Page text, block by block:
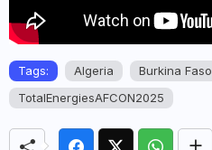
Tags: Algeria Burkina Faso
TotalEnergiesAFCON2025